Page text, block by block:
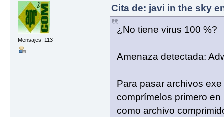
Mensajes: 113
Cita de: javi in the sky
¿No tiene virus 100 %?
Amenaza detectada:
Para pasar archivos
comprímelos primero
como archivo